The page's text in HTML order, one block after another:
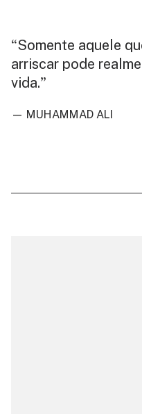
“Somente aquele
arriscar pode
vida.”
— MUHAMMAD ALI